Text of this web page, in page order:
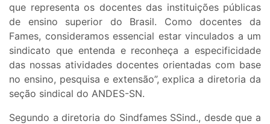
que representa os docentes das instituições públicas
de ensino superior do Brasil. Como docentes da
Fames, consideramos essencial estar vinculados a um
sindicato que entenda e reconheça a especificidade
das nossas atividades docentes orientadas com base
no ensino, pesquisa e extensão”, explica a diretoria da
seção sindical do ANDES-SN.
Segundo a diretoria do Sindfames SSind., desde que a